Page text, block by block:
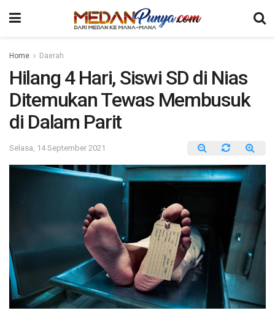
Home Daerah
Hilang 4 Hari, Siswi SD di Nias
Ditemukan Tewas Membusuk
di Dalam Parit
Selasa, 14 September 2021